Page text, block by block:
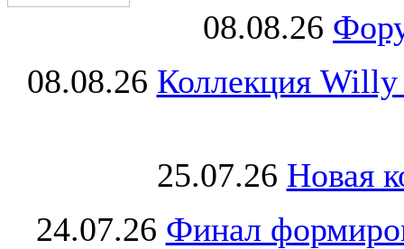
08.08.26
08.08.26 Коллекция Willy
25.07.26 Новая
24.07.26 Финал